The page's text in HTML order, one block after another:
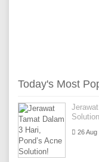
Today's Most
26